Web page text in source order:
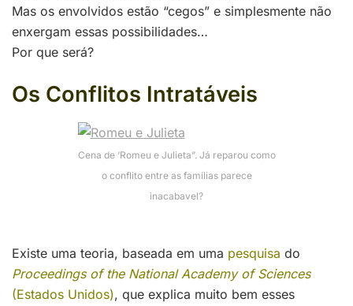
Mas os envolvidos estão “cegos” e simplesmente não
enxergam essas possibilidades…
Por que será?
Os Conflitos Intratáveis
Cena de ‘Romeu e Julieta”. Já reparou como
o conflito entre as famílias parece
inacabavel?
Existe uma teoria, baseada em uma pesquisa do
Proceedings of the National Academy ofSciences
(Estados Unidos), que explica muito bem esses